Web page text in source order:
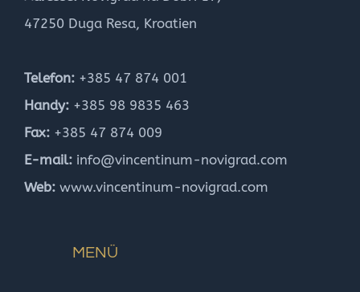
47250 Duga Resa, Kroatien
Telefon: +385 47 874 001
Handy: +385 98 9835 463
Fax: +385 47 874 009
E-mail: info@vincentinum-novigrad.com
Web: www.vincentinum-novigrad.com
MENÜ